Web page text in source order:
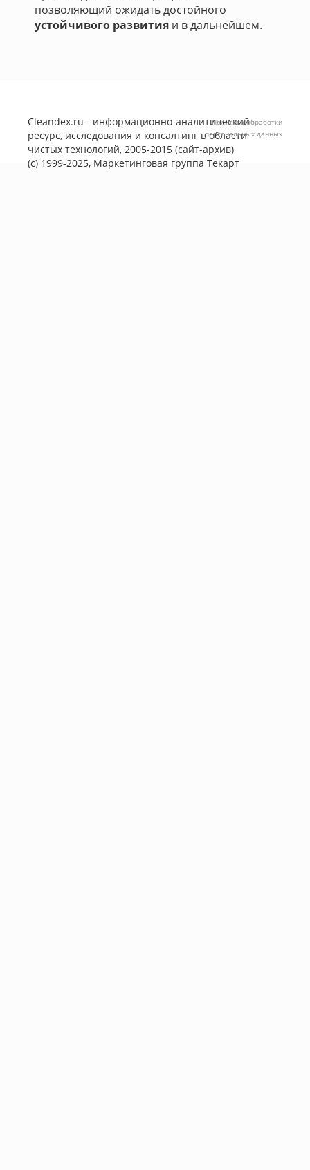
позволяющий ожидать достойного
устойчивого развития и в дальнейшем.
Cleandex.ru - информационно-аналитический
ресурс, исследования и консалтинг в области
чистых технологий, 2005-2015 (сайт-архив)
(с) 1999-2025, Маркетинговая группа Текарт
Политика обработки
персональных данных